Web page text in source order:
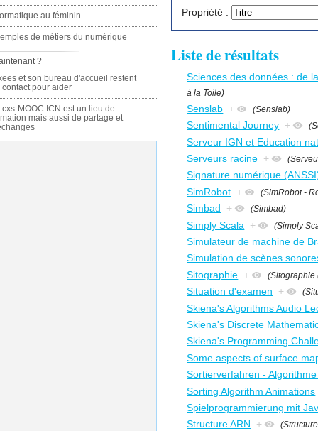
Propriété :
Liste de résultats
Sciences des données : de
à la Toile)
Senslab + (Senslab)
Sentimental Journey +
Serveur IGN et Education
Serveurs racine +
Signature numérique
SimRobot + (SimRobot -
Simbad + (Simbad)
Simply Scala + (Simply
Simulateur de machine de
Simulation de scènes
Sitographie + (Sitographie
Situation d'examen +
Skiena's Algorithms Audio
Skiena's Discrete
Skiena's Programming
Some aspects of surface
Sortierverfahren -
Sorting Algorithm Animations
Spielprogrammierung mit
Structure ARN
+
au féminin
de métiers du numérique
?
et son bureau d'accueil restent
contact pour aider
cxs-MOOC ICN est un lieu de
mais aussi de partage et